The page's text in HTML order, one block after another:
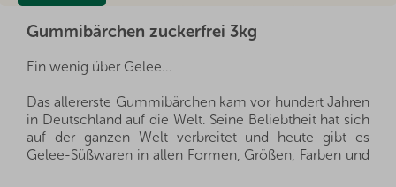
Gummibärchen zuckerfrei 3kg
Ein wenig über Gelee...
Das allererste Gummibärchen kam vor hundert Jahren
in Deutschland auf die Welt. Seine Beliebtheit hat sich
auf der ganzen Welt verbreitet und heute gibt es
Gelee-Süßwaren in allen Formen, Größen, Farben und